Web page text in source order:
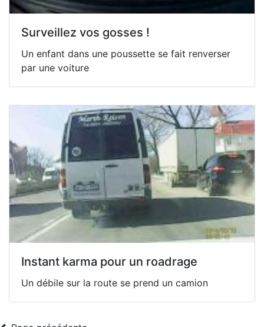
Surveillez vos gosses !
Un enfant dans une poussette se fait renverser
par une voiture
Instant karma pour un roadrage
Un débile sur la route se prend un camion